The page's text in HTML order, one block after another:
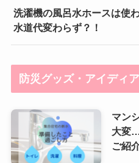
洗濯機の風呂水ホースは使
水道代変わらず？！
防災グッズ・アイディア
マン
大変
ご紹